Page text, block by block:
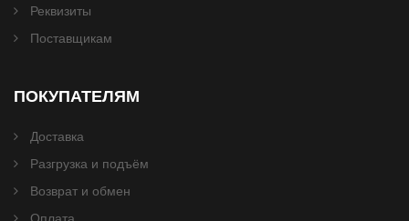
Реквизиты
Поставщикам
ПОКУПАТЕЛЯМ
Доставка
Разгрузка и подъём
Возврат и обмен